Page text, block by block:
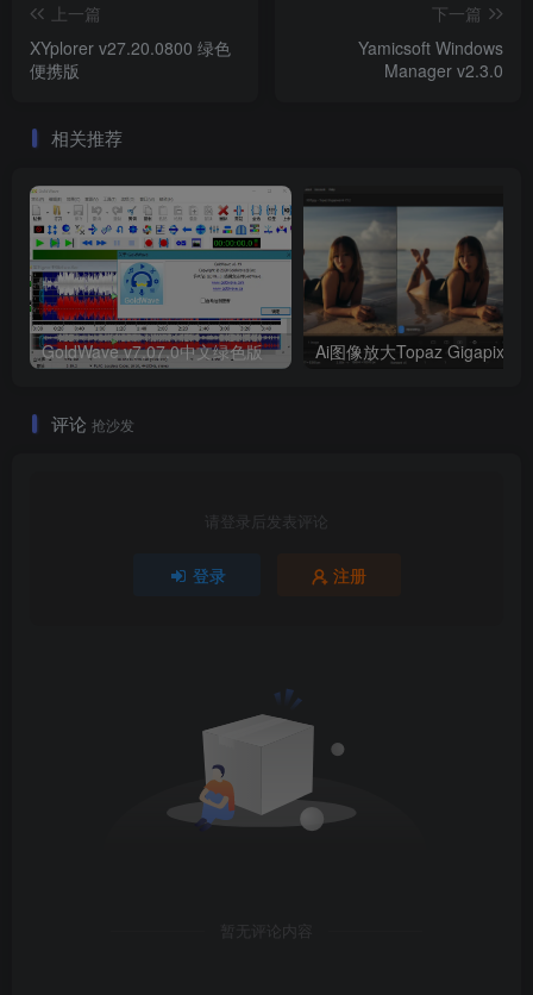
上一篇
XYplorer v27.20.0800 绿色
便携版
下一篇
Yamicsoft Windows
Manager v2.3.0
相关推荐
GoldWave v7.07.0中文绿色版
评论 抢沙发
请登录后发表评论
登录 注册
暂无评论内容